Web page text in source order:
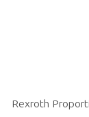
Rexroth